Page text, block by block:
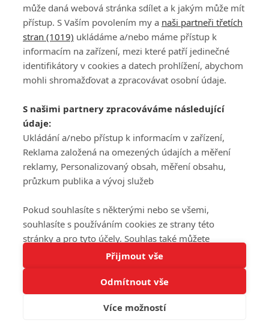
Tato stránka používá soubory cookies.
Rozumím
může daná webová stránka sdílet a k jakým může mít
přístup. S Vaším povolením my a naši partneři třetích
stran (1019) ukládáme a/nebo máme přístup k
informacím na zařízení, mezi které patří jedinečné
identifikátory v cookies a datech prohlížení, abychom
mohli shromažďovat a zpracovávat osobní údaje.
S našimi partnery zpracováváme následující
údaje:
Ukládání a/nebo přístup k informacím v zařízení,
Reklama založená na omezených údajích a měření
reklamy, Personalizovaný obsah, měření obsahu,
průzkum publika a vývoj služeb
Pokud souhlasíte s některými nebo se všemi,
souhlasíte s používáním cookies ze strany této
stránky a pro tyto účely. Souhlas také můžete
odmítnout, ale v takovém případě vám na stránce
nebudou k dispozici některé personalizované funkce.
Vaše volby souhlasu se budou vztahovat pouze na
tuto webovou stránku. Vaše nastavení a odvolání
souhlasu můžete kdykoli změnit na stránce s
Přijmout vše
Odmítnout vše
Více možností